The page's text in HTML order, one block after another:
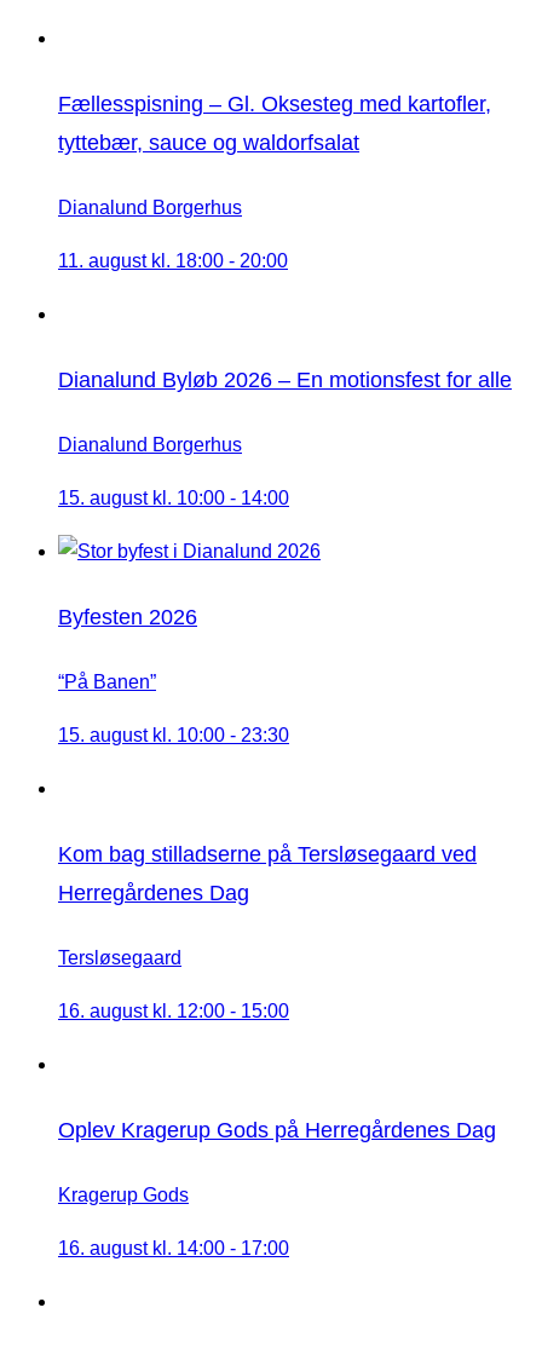
Fællesspisning – Gl. Oksesteg med kartofler,
tyttebær, sauce og waldorfsalat
Dianalund Borgerhus
11. august kl. 18:00 - 20:00
Dianalund Byløb 2026 – En motionsfest for alle
Dianalund Borgerhus
15. august kl. 10:00 - 14:00
Byfesten 2026
“På Banen”
15. august kl. 10:00 - 23:30
Kom bag stilladserne på Tersløsegaard ved
Herregårdenes Dag
Tersløsegaard
16. august kl. 12:00 - 15:00
Oplev Kragerup Gods på Herregårdenes Dag
Kragerup Gods
16. august kl. 14:00 - 17:00